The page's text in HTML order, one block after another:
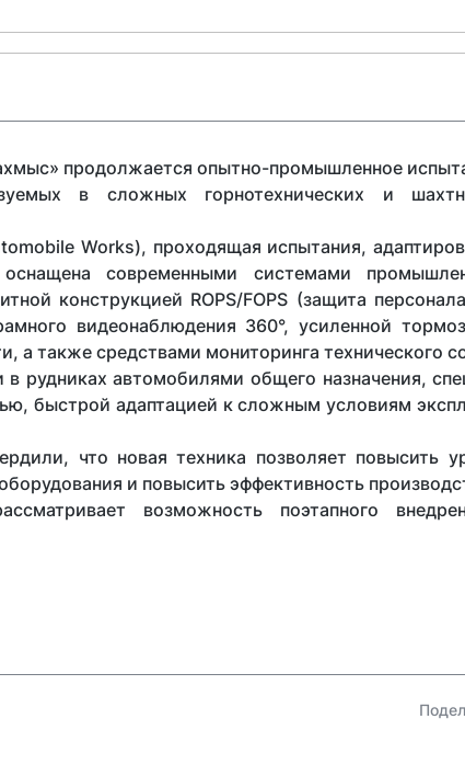
продолжается опытно-промышленное
в сложных горнотехнических и
Works), проходящая испытания,
современными системами
конструкцией ROPS/FOPS (защита
видеонаблюдения 360°, усиленной
а также средствами мониторинга технического
рудниках автомобилями общего назначения,
быстрой адаптацией к сложным условиям
что новая техника позволяет повысить
и повысить эффективность
возможность поэтапного